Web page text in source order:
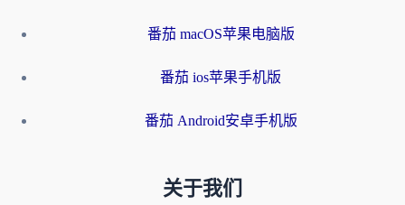
番茄 macOS苹果电脑版
番茄 ios苹果手机版
番茄 Android安卓手机版
关于我们